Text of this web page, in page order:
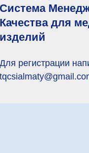
Система
Качества для
изделий
Для регистрации